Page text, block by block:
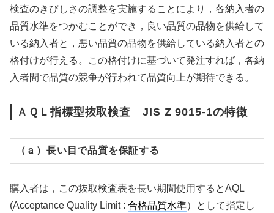
検査のきびしさの調整を実施することにより，各納入者の
品質水準をつかむことができ，良い品質の品物を供給して
いる納入者と，悪い品質の品物を供給している納入者との
格付けが行える。この格付けに基づいて発注すれば，各納
入者間で品質の競争が行われて品質向上が期待できる。
ＡＱＬ指標型抜取検査 JIS Z 9015-1の特徴
（ａ）長い目で品質を保証する
購入者は，この抜取検査表を長い期間使用するとAQL
(Acceptance Quality Limit : 合格品質水準）として指定し